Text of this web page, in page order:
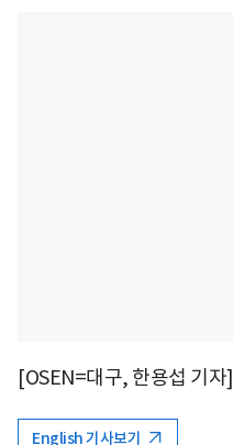
[OSEN=대구, 한용섭 기자]
English 기사보기